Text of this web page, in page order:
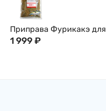
Приправа Фурикакэ для
риса с тунцом кацуо
1 999₽